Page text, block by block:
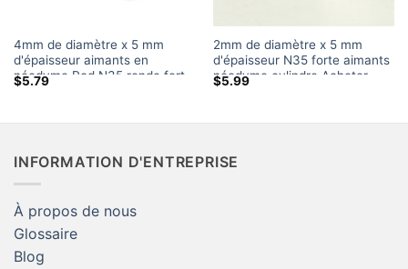
4mm de diamètre x 5 mm
d'épaisseur aimants en
néodyme Rod N35 ronde fort
rare Terre Cylindre Aimants
Amazon
$5.79
2mm de diamètre x 5 mm
d'épaisseur N35 forte aimants
néodyme cylindre Acheter
NdFeb Ronde Aimant Rare
vendre
$5.99
INFORMATION D'ENTREPRISE
À propos de nous
Glossaire
Blog